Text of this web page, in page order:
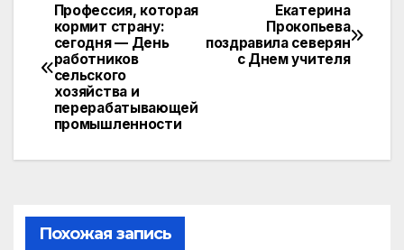
o
kl
a
s
s
ni
s
p
a
m
y
Li
n
Навигация
по
записям
Екатерина
Прокопьева
поздравила северян
с Днем учителя
Профессия, которая
кормит страну:
сегодня — День
работников
сельского
хозяйства и
перерабатывающей
промышленности
Похожая запись